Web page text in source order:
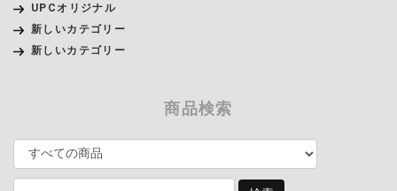
UPCオリジナル
新しいカテゴリー
新しいカテゴリー
商品検索